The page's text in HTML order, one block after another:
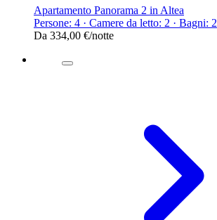
Apartamento Panorama 2 in Altea
Persone: 4 · Camere da letto: 2 · Bagni: 2
Da 334,00 €/notte